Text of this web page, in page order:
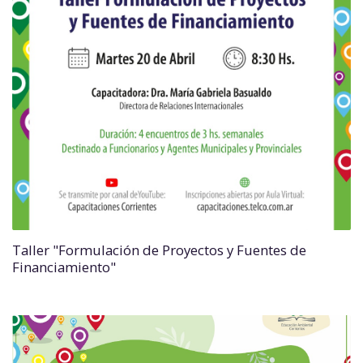
Taller "Formulación de Proyectos y Fuentes de
Financiamiento"